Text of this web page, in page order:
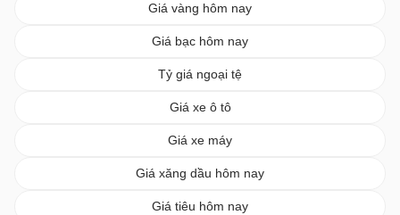
Giá vàng hôm nay
Giá bạc hôm nay
Tỷ giá ngoại tệ
Giá xe ô tô
Giá xe máy
Giá xăng dầu hôm nay
Giá tiêu hôm nay